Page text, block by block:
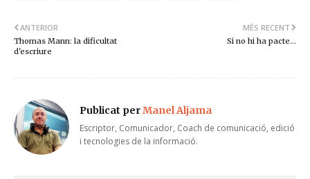
MÉS RECENT
Si no hi ha pacte...
ANTERIOR
Thomas Mann: la dificultat
d'escriure
Publicat perManel Aljama
Escriptor, Comunicador, Coach de comunicació, edició
i tecnologies de la informació.